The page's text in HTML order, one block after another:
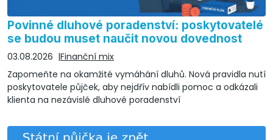
Povinné dluhové poradenství: poskytovatelé
se budou muset naučit novou dovednost
03.08.2026
Finanční mix
Zapomeňte na okamžité vymáhání dluhů. Nová pravidla nutí
poskytovatele půjček, aby nejdřív nabídli pomoc a odkázali
klienta na nezávislé dluhové poradenství